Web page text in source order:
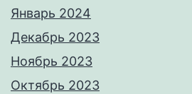
Январь 2024
Декабрь 2023
Ноябрь 2023
Октябрь 2023